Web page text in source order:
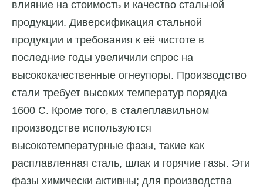
влияние на стоимость и качество стальной
продукции. Диверсификация стальной
продукции и требования к её чистоте в
последние годы увеличили спрос на
высококачественные огнеупоры. Производство
стали требует высоких температур порядка
1600 С. Кроме того, в сталеплавильном
производстве используются
высокотемпературные фазы, такие как
расплавленная сталь, шлак и горячие газы. Эти
фазы химически активны; для производства